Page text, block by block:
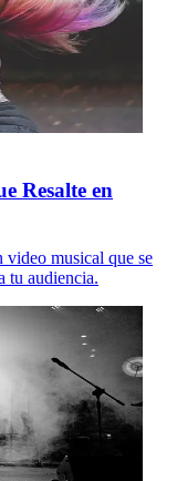
Resalte en
video musical que se
tu audiencia.